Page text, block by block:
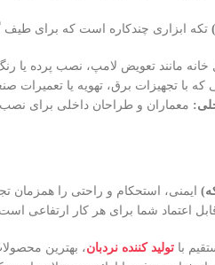
تکه ابزاری چندکاره است که برای طیف
خانه مانند تعویض لامپ، نصب پرده یا
که با تجهیزات برق، تهویه یا تعمیرات
معماران و طراحان داخلی برای نصب
ایمنی، استحکام و راحتی را همزمان
اعتماد شما برای هر کار
با تولید کننده نردبان، بهترین